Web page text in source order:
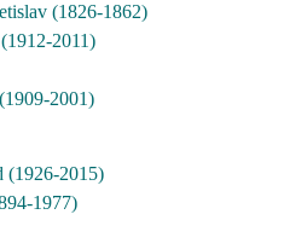
(1826-1862)
2011)
2001)
2015)
1977)